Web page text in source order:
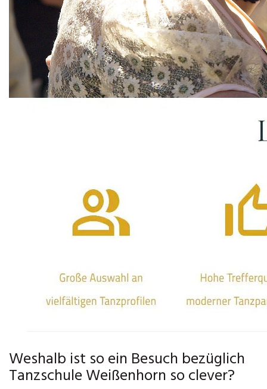
Weshalb ist so ein Besuch bezüglich
Tanzschule Weißenhorn so clever?